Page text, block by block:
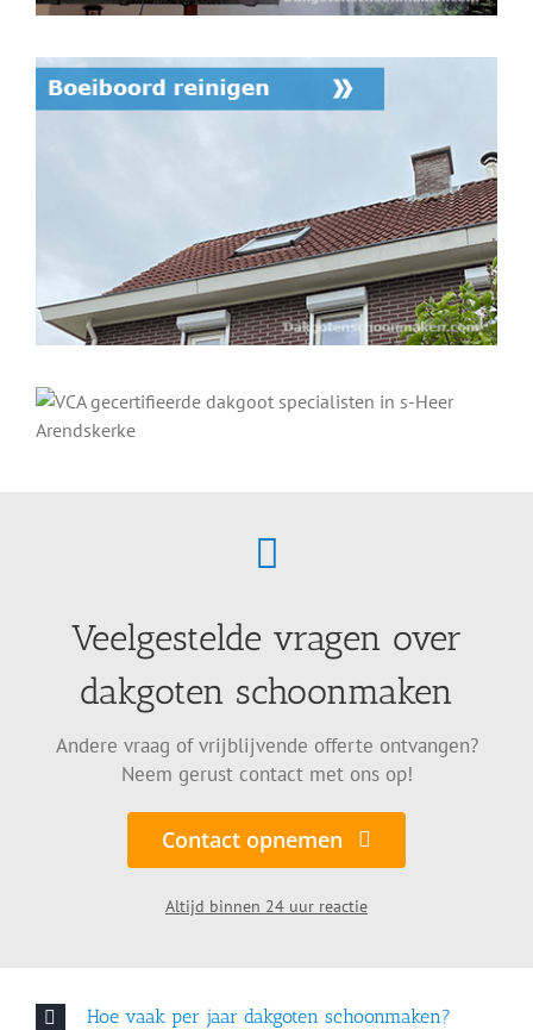
Veelgestelde vragen over
dakgoten schoonmaken
Andere vraag of vrijblijvende offerte ontvangen?
Neem gerust contact met ons op!
Contact opnemen
Altijd binnen 24 uur reactie
Hoe vaak per jaar dakgoten schoonmaken?